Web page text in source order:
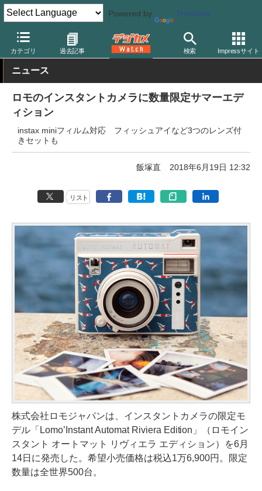
Powered by Translate
カテゴリ 過去記事 検索 Impressサイト
デジカメ Watch フィルム関連 フィルムカメラ ロモグラフィー
ニュース
ロモのインスタントカメラに数量限定サマーエデ
ィション
instax miniフィルム対応 フィッシュアイなど3つのレンズ付
きセットも
飯塚直 2018年6月19日 12:32
リスト
株式会社ロモジャパンは、インスタントカメラの限定モ
デル「Lomo’Instant Automat Riviera Edition」（ロモイン
スタント オートマット リヴィエラ エディション）を6月
14日に発売した。希望小売価格は税込1万6,900円。限定
数量は全世界500台。